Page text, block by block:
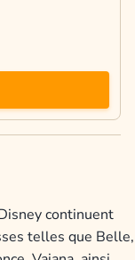
continuent
telles que Belle,